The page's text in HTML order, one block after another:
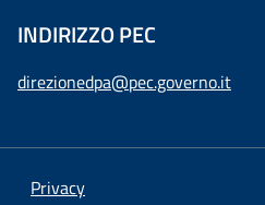
INDIRIZZO PEC
direzionedpa@pec.governo.it
Privacy